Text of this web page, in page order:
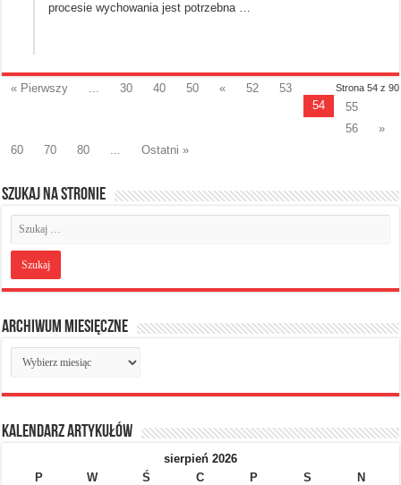
procesie wychowania jest potrzebna …
Strona 54 z 90
« Pierwszy 30 40 50 « 52
53
54
55
56
»
60
70 80 Ostatni »
Szukaj na stronie
Archiwum miesięczne
Archiwum
miesięczne
Kalendarz artykułów
sierpień 2026
P
W Ś C P S
N